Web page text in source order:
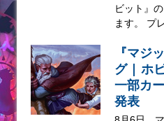
ビット』
ます。 プ
『マジ
グ | ホ
一部カ
発表